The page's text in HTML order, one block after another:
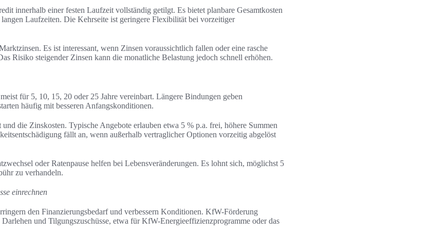
innerhalb einer festen Laufzeit vollständig getilgt. Es bietet planbare Gesamtkosten
Laufzeiten. Die Kehrseite ist geringere Flexibilität bei vorzeitiger
Es ist interessant, wenn Zinsen voraussichtlich fallen oder eine rasche
Risiko steigender Zinsen kann die monatliche Belastung jedoch schnell erhöhen.
für 5, 10, 15, 20 oder 25 Jahre vereinbart. Längere Bindungen geben
häufig mit besseren Anfangskonditionen.
die Zinskosten. Typische Angebote erlauben etwa 5 % p.a. frei, höhere Summen
fällt an, wenn außerhalb vertraglicher Optionen vorzeitig abgelöst
oder Ratenpause helfen bei Lebensveränderungen. Es lohnt sich, möglichst 5
zu verhandeln.
einrechnen
den Finanzierungsbedarf und verbessern Konditionen. KfW-Förderung
und Tilgungszuschüsse, etwa für KfW-Energieeffizienzprogramme oder das